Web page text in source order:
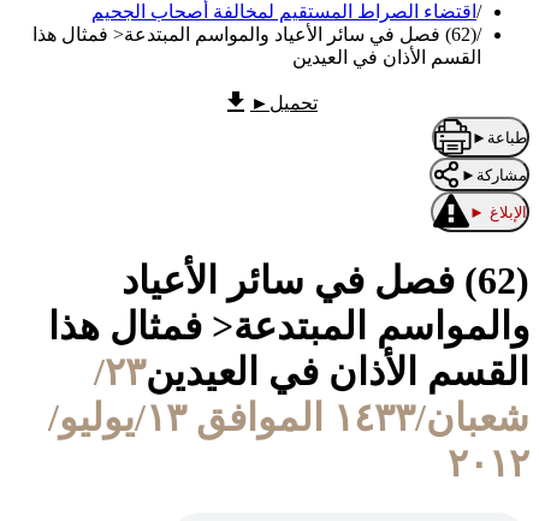
/ اقتضاء الصراط المستقيم لمخالفة أصحاب الجحيم
/
(62) فصل في سائر الأعياد والمواسم المبتدعة< فمثال هذا
القسم الأذان في العيدين
تحميل ►
طباعة ►
مشاركة ►
الإبلاغ ►
(62) فصل في سائر الأعياد
والمواسم المبتدعة< فمثال هذا
القسم الأذان في العيدين
٢٣/
شعبان/١٤٣٣ الموافق ١٣/يوليو/
٢٠١٢